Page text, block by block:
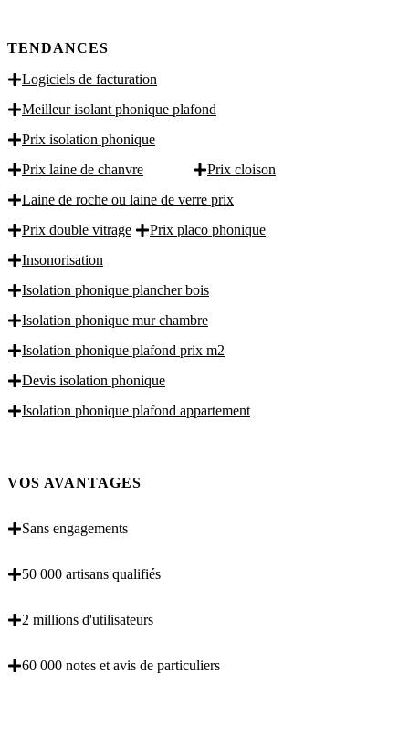
TENDANCES
Logiciels de facturation
Meilleur isolant phonique plafond
Prix isolation phonique
Prix laine de chanvre
Prix cloison
Laine de roche ou laine de verre prix
Prix double vitrage
Prix placo phonique
Insonorisation
Isolation phonique plancher bois
Isolation phonique mur chambre
Isolation phonique plafond prix m2
Devis isolation phonique
Isolation phonique plafond appartement
VOS AVANTAGES
Sans engagements
50 000 artisans qualifiés
2 millions d'utilisateurs
60 000 notes et avis de particuliers